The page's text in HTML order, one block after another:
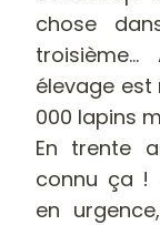
chose
élevage est
000 lapins
En trente
connu ça !
en